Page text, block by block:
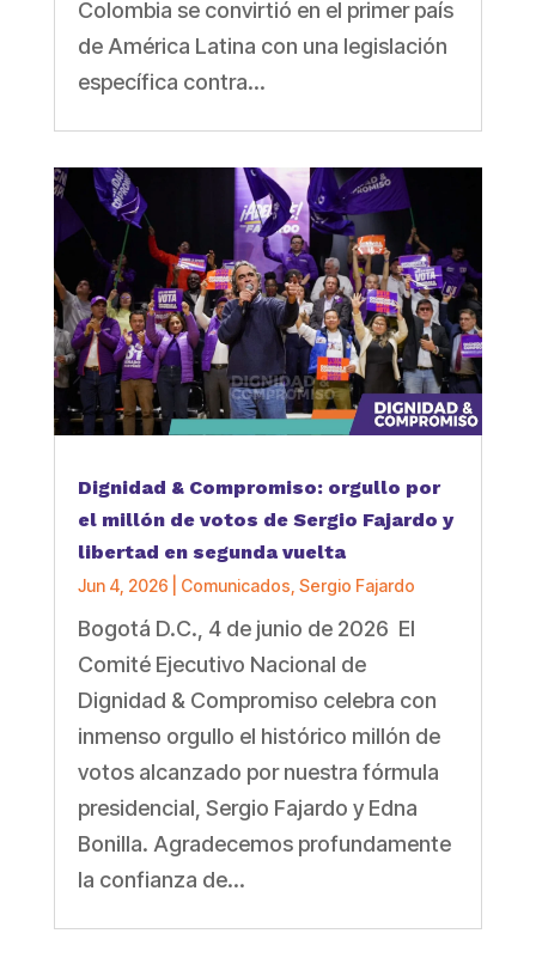
Colombia se convirtió en el primer país
de América Latina con una legislación
específica contra...
Dignidad & Compromiso: orgullo por
el millón de votos de Sergio Fajardo y
libertad en segunda vuelta
Jun 4, 2026 Comunicados Sergio Fajardo
Bogotá D.C., 4 de junio de 2026 El
Comité Ejecutivo Nacional de
Dignidad & Compromiso celebra con
inmenso orgullo el histórico millón de
votos alcanzado por nuestra fórmula
presidencial, Sergio Fajardo y Edna
Bonilla. Agradecemos profundamente
la confianza de...